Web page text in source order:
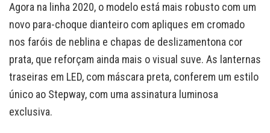
Agora na linha 2020, o modelo está mais robusto com um
novo para-choque dianteiro com apliques em cromado
nos faróis de neblina e chapas de deslizamentona cor
prata, que reforçam ainda mais o visual suve. As lanternas
traseiras em LED, com máscara preta, conferem um estilo
único ao Stepway, com uma assinatura luminosa
exclusiva.